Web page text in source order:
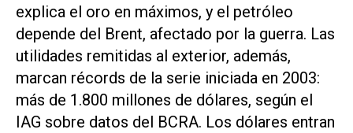
explica el oro en máximos, y el petróleo
depende del Brent, afectado por la guerra. Las
utilidades remitidas al exterior, además,
marcan récords de la serie iniciada en 2003:
más de 1.800 millones de dólares, según el
IAG sobre datos del BCRA. Los dólares entran